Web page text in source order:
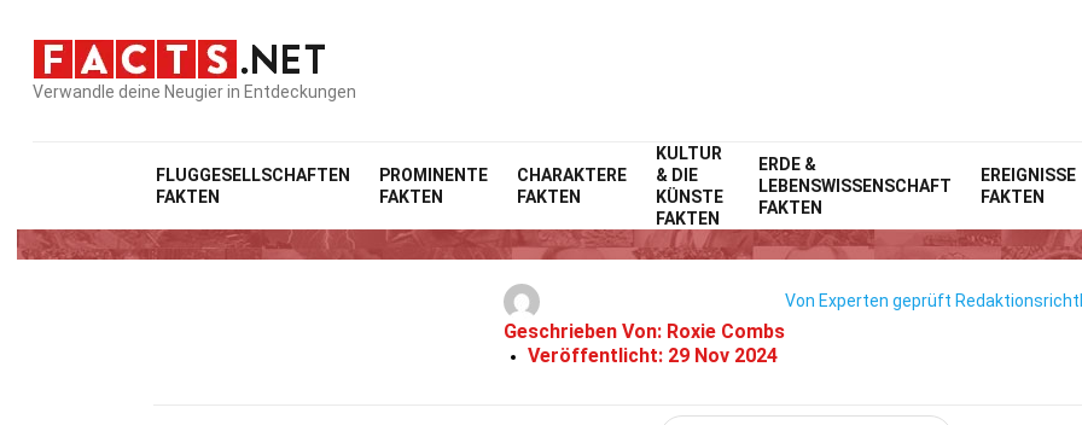
Verwandle deine Neugier in Entdeckungen
FLUGGESELLSCHAFTEN
FAKTEN
PROMINENTE
FAKTEN
CHARAKTERE
FAKTEN
KULTUR
& DIE
KÜNSTE
FAKTEN
ERDE &
LEBENSWISSENSCHAFT
FAKTEN
EREIGNISSE
FAKTEN
Home Technik & Wissenschaften Fakten
17 Fakten Über Secomea
Geschrieben Von: Roxie Combs
Veröffentlicht: 29 Nov 2024
Von Experten geprüft